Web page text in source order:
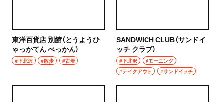
東洋百貨店 別館（とうようひ
ゃっかてん べっかん）
#下北沢 #散歩 #古着
SANDWICH CLUB（サンドイ
ッチ クラブ）
#下北沢
#モーニング
#テイクアウト
#サンドイッチ